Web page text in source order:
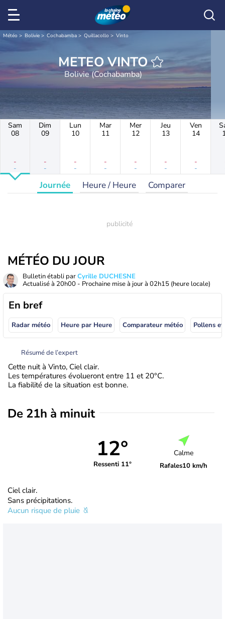
Météo Bolivie Cochabamba Quillacollo Vinto
METEO VINTO
Bolivie (Cochabamba)
Sam
08
-
-
Dim
09
-
-
Lun
10
-
-
Mar
11
-
-
Mer
12
-
-
Jeu
13
-
-
Ven
14
-
-
Journée Heure / Heure Comparer
MÉTÉO DU JOUR
Bulletin établi parCyrille DUCHESNE
Actualisé à 20h00 - Prochaine mise à jour à 02h15 (heure locale)
En bref
Radar météo Heure par Heure Comparateur météo Pollens
Résumé de l’expert
Cette nuit à Vinto, Ciel clair.
Les températures évolueront entre 11 et 20°C.
La fiabilité de la situation est bonne.
De 21h à minuit
12°
Ressenti 11°
Calme
Rafales10 km/h
Ciel clair.
Sans précipitations.
Aucun risque de pluie